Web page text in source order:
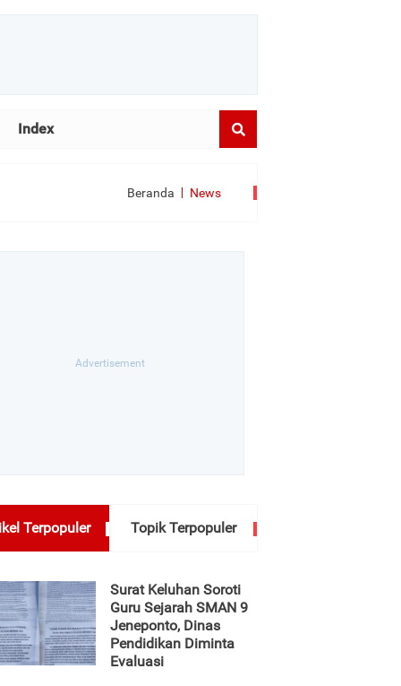
Index
Beranda News
Terpopuler Topik Terpopuler
Surat Keluhan Soroti
Guru Sejarah SMAN 9
Jeneponto, Dinas
Pendidikan Diminta
Evaluasi